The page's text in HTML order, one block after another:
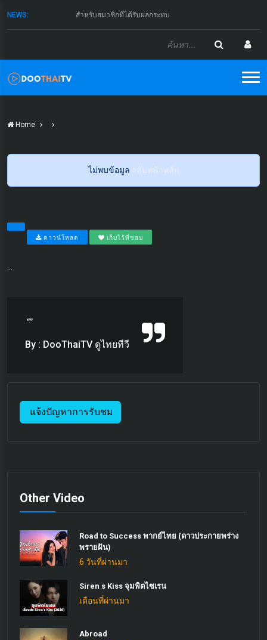
NEWS: สำหรับสมาชิกที่ได้รับผลกระทบ
Home
ไม่พบข้อมูล กลับหน้าหลัก
ดาวน์โหลด เก็บไว้ที่ชอบ
“”
By : DooThaiTV ดูไทยทีวี
แจ้งปัญหาการรับชม
Other Video
Road to Success พากย์ไทย (ดาวประกายพร่าง
พรายฝัน)
6 วันที่ผ่านมา
Siren s Kiss จุมพิตไซเรน
เดือนที่ผ่านมา
Abroad